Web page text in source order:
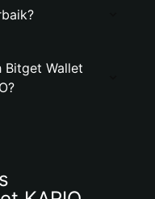
Bitget Wallet